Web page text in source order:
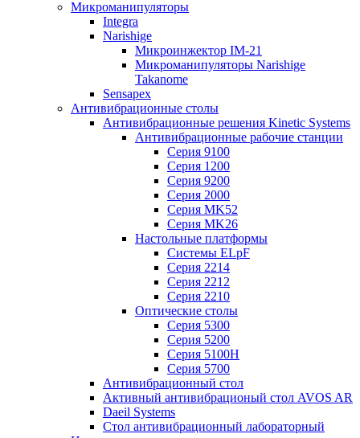
Микроманипуляторы
Integra
Narishige
Микроинжектор IM-21
Микроманипуляторы Narishige
Takanome
Sensapex
Антивибрационные столы
Антивибрационные решения Kinetic Systems
Антивибрационные рабочие станции
Серия 9100
Серия 1200
Серия 9200
Серия 2000
Серия MK52
Серия MK26
Настольные платформы
Системы ELpF
Серия 2214
Серия 2212
Серия 2210
Оптические столы
Серия 5300
Серия 5200
Серия 5100H
Серия 5700
Антивибрационный стол
Активный антивибрационый стол AVOS AR
Daeil Systems
Стол антивибрационный лабораторный